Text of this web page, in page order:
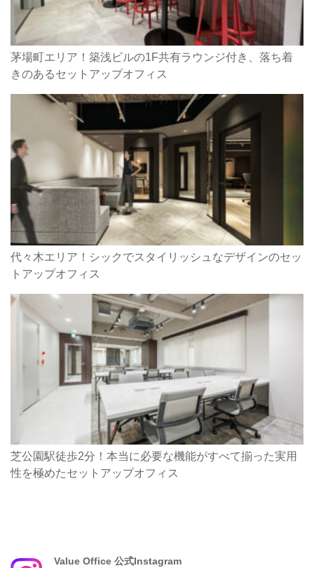
茅場町エリア！築浅ビルの1F共有ラウンジ付き、落ち着
きのあるセットアップオフィス
代々木エリア！シックでスタイリッシュなデザインのセッ
トアップオフィス
芝公園駅徒歩2分！本当に必要な機能がすべて揃った実用
性を極めたセットアップオフィス
Value Office 公式Instagram